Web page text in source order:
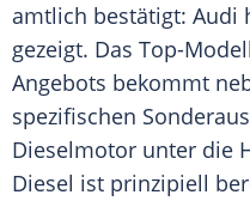
amtlich bestätigt: Audi
gezeigt. Das Top-
Angebots bekommt
spezifischen
Dieselmotor unter die
Diesel ist prinzipiell